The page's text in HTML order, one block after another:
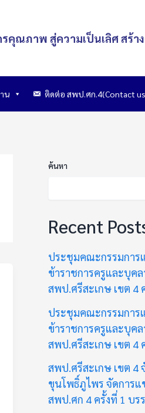
รคุณภาพ สู่ความเป็นเลิศสร้า
น ติดต่อ สพป.ศก.4(Contact
ค้นหา
Recent
ประชุมคณะกรรมกา
ข้าราชการครูและบุค
สพป.ศรีสะเกษ เขต 4
ประชุมคณะกรรมกา
ข้าราชการครูและบุค
สพป.ศรีสะเกษ เขต 4
สพป.ศรีสะเกษ เขต 4
ขุนโพธิ์ภูไพร จัดการ
สพป.ศก 4 ครั้งที่ 1 บร